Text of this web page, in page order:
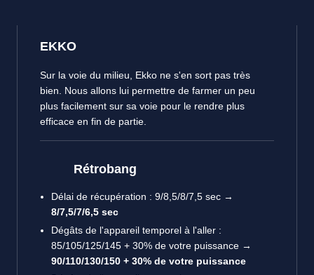
EKKO
Sur la voie du milieu, Ekko ne s'en sort pas très
bien. Nous allons lui permettre de farmer un peu
plus facilement sur sa voie pour le rendre plus
efficace en fin de partie.
Rétrobang
Délai de récupération : 9/8,5/8/7,5 sec →
8/7,5/7/6,5 sec
Dégâts de l'appareil temporel à l'aller :
85/105/125/145 + 30% de votre puissance →
90/110/130/150 + 30% de votre puissance